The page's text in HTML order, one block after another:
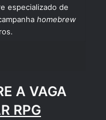
especializado de
homebrew
A VAGA
RPG